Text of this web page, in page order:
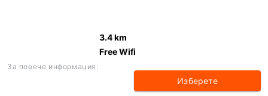
3.4 km
Free Wifi
За повече информация:
Изберете